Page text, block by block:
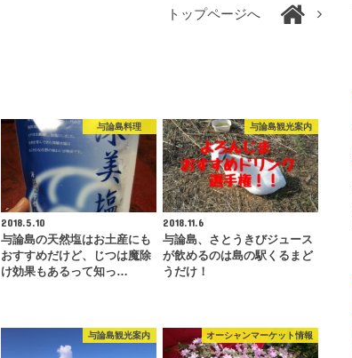
トップページへ
与論島料理
2018.5.10
与論島の天然塩はお土産にも
おすすめだけど、じつは魔除
け効果もあるって知っ…
与論島観光案内
2018.11.6
与論島、さとうきびジュース
が飲めるのは島の駅くるまど
うだけ！
与論島観光案内 オーシャンマーケット情報